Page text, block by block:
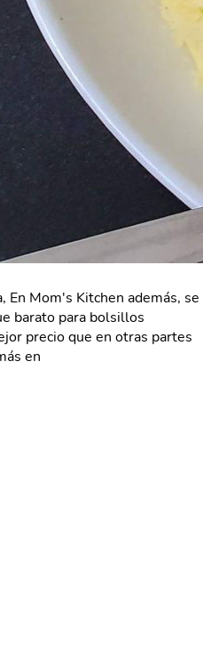
En Mom's Kitchen además, se
barato para bolsillos
precio que en otras partes
en